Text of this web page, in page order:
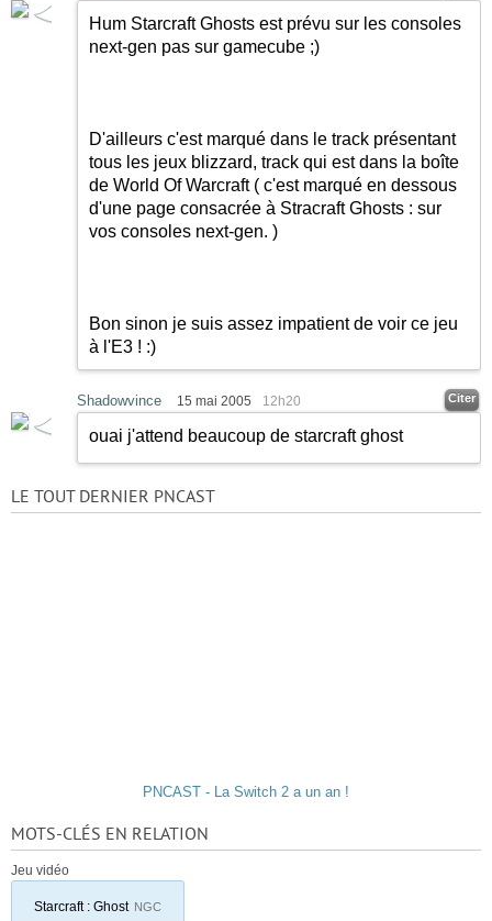
Hum Starcraft Ghosts est prévu sur les consoles
next-gen pas sur gamecube ;)
D'ailleurs c'est marqué dans le track présentant
tous les jeux blizzard, track qui est dans la boîte
de World Of Warcraft ( c'est marqué en dessous
d'une page consacrée à Stracraft Ghosts : sur
vos consoles next-gen. )
Bon sinon je suis assez impatient de voir ce jeu
à l'E3 ! :)
Shadowvince 15 mai 2005 12h20 Citer
ouai j'attend beaucoup de starcraft ghost
LE TOUT DERNIER PNCAST
PNCAST - La Switch 2 a un an !
MOTS-CLÉS EN RELATION
Jeu vidéo
Starcraft : Ghost NGC